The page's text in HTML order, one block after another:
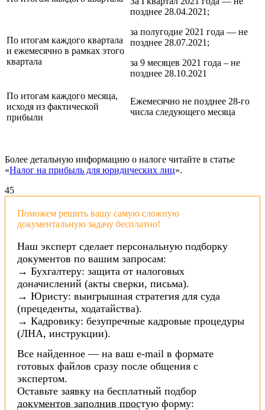
позднее 28.04.2021;
за полугодие 2021 года — не
позднее 28.07.2021;
за 9 месяцев 2021 года – не
позднее 28.10.2021
По итогам каждого квартала
и ежемесячно в рамках этого
квартала
По итогам каждого месяца,
исходя из фактической
прибыли
Ежемесячно не позднее 28-го
числа следующего месяца
Более детальную информацию о налоге читайте в статье
«Налог на прибыль для юридических лиц».
45
Поможем решить вашу самую сложную
документальную задачу бесплатно!
Наш эксперт сделает персональную подборку
документов по вашим запросам:
→ Бухгалтеру: защита от налоговых
доначислений (акты сверки, письма).
→ Юристу: выигрышная стратегия для суда
(прецеденты, ходатайства).
→ Кадровику: безупречные кадровые процедуры
(ЛНА, инструкции).
Все найденное — на ваш e-mail в формате
готовых файлов сразу после общения с
экспертом.
Оставьте заявку на бесплатный подбор
документов заполнив простую форму: